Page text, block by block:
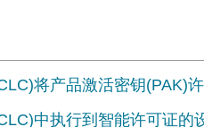
将产品激活密钥(PAK)
中执行到智能许可证的